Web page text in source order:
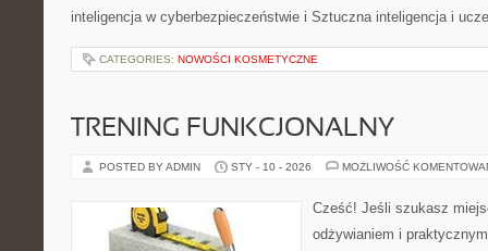
inteligencja w cyberbezpieczeństwie i Sztuczna inteligencja i
CATEGORIES: NOWOŚCI KOSMETYCZNE
TRENING FUNKCJONALNY
POSTED BY ADMIN STY - 10 - 2026 MOŻLIWOŚĆ
Cześć! Jeśli szukasz
odżywianiem i